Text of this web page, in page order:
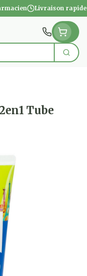
Livraison rapide
Tube